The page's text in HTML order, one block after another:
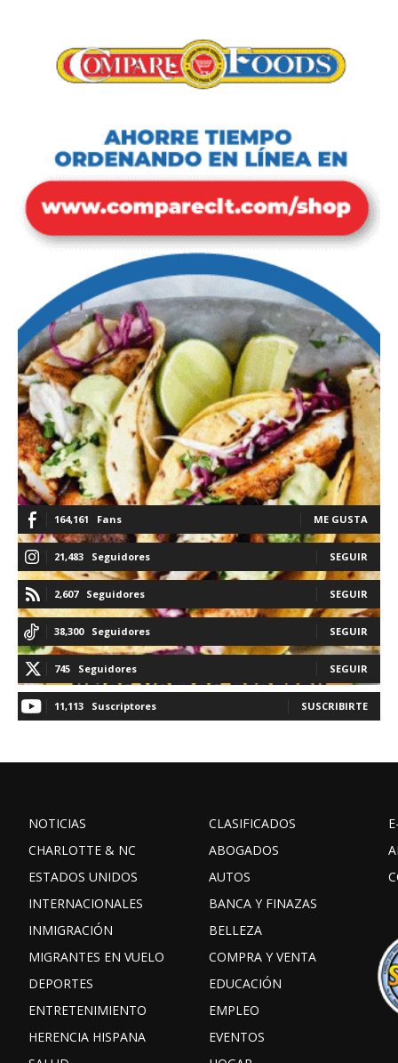
164,161 Fans ME GUSTA
21,483 Seguidores SEGUIR
2,607 Seguidores SEGUIR
38,300 Seguidores SEGUIR
745 Seguidores SEGUIR
11,113 Suscriptores SUSCRIBIRTE
NOTICIAS
CHARLOTTE & NC
ESTADOS UNIDOS
INTERNACIONALES
INMIGRACIÓN
MIGRANTES EN VUELO
DEPORTES
ENTRETENIMIENTO
HERENCIA HISPANA
CLASIFICADOS
ABOGADOS
AUTOS
BANCA Y FINAZAS
BELLEZA
COMPRA Y VENTA
EDUCACIÓN
EMPLEO
EVENTOS